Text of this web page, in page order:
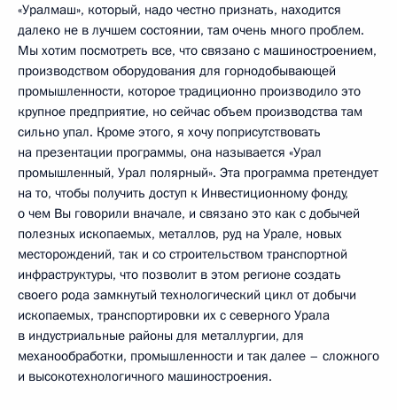
«Уралмаш», который, надо честно признать, находится
далеко не в лучшем состоянии, там очень много проблем.
Мы хотим посмотреть все, что связано с машиностроением,
производством оборудования для горнодобывающей
промышленности, которое традиционно производило это
крупное предприятие, но сейчас объем производства там
сильно упал. Кроме этого, я хочу поприсутствовать
на презентации программы, она называется «Урал
промышленный, Урал полярный». Эта программа претендует
на то, чтобы получить доступ к Инвестиционному фонду,
о чем Вы говорили вначале, и связано это как с добычей
полезных ископаемых, металлов, руд на Урале, новых
месторождений, так и со строительством транспортной
инфраструктуры, что позволит в этом регионе создать
своего рода замкнутый технологический цикл от добычи
ископаемых, транспортировки их с северного Урала
в индустриальные районы для металлургии, для
механообработки, промышленности и так далее – сложного
и высокотехнологичного машиностроения.